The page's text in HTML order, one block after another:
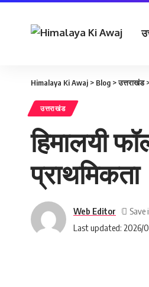
Himalaya Ki Awaj > Blog >उत्तराखंड
उत्तराखंड
हिमालयी
प्राथमिकता
Last updated: 2026/
Web Editor